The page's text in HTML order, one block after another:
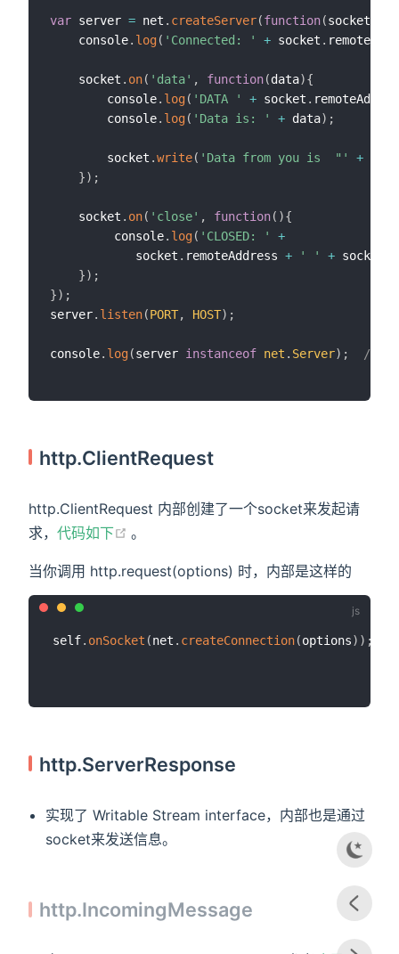
var server = net . createServer(function(socket
    console
. log( 'Connected: ' + socket .
    socket
. on( 'data' , function(data){
        console
. log( 'DATA ' + socket .
        console
. log( 'Data is: ' + data) ;
        socket
.write( 'Data from you is  "' +
}) ;
    socket
. on( 'close' , function( ){
         console
. log( 'CLOSED: '
+
            socket
. remoteAddress + ' ' + socket
}) ;
}) ;
server. listen(PORT, HOST) ;
console. log(server instanceof net . Server) ; //
http.ClientRequest
http.ClientRequest 内部创建了一个socket来发起请
求， 代码如下 (opens new window)
。
当你调用 http.request(options) 时，内部是这样的
self. onSocket (net . createConnection(options) ) ;
http.ServerResponse
实现了 Writable Stream interface，内部也是通过
socket来发送信息。
http.IncomingMessage